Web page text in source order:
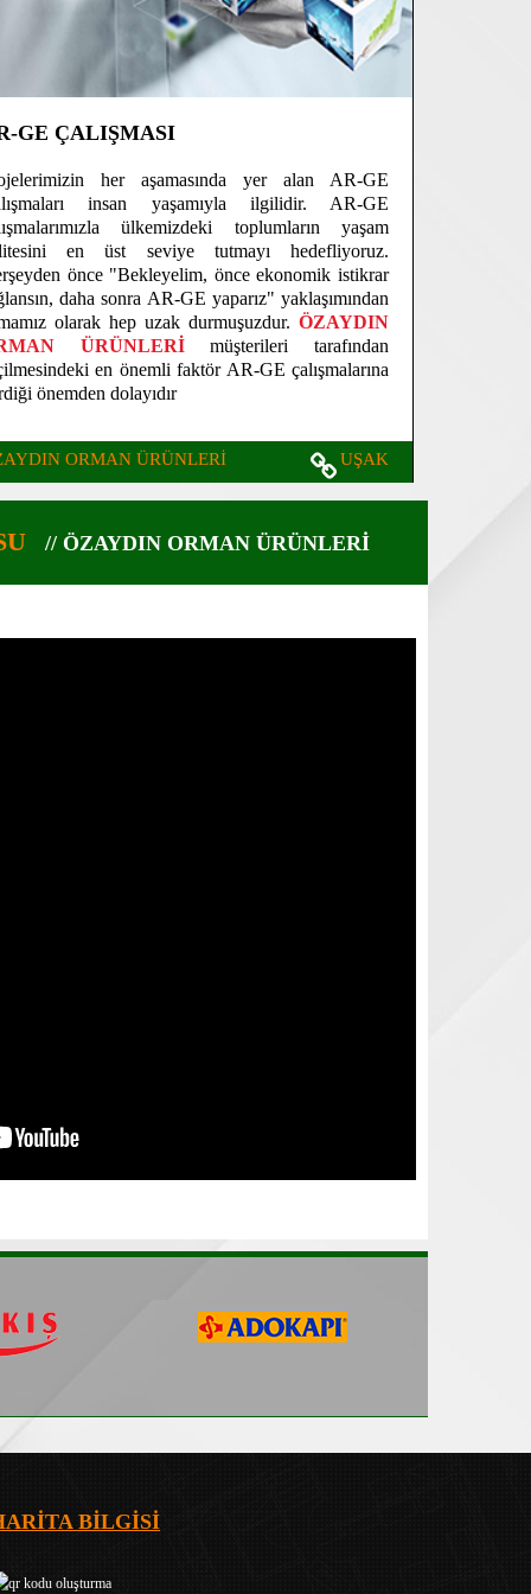
GE ÇALIŞMASI
her aşamasında yer alan AR-GE
insan yaşamıyla ilgilidir. AR-GE
ülkemizdeki toplumların yaşam
en üst seviye tutmayı hedefliyoruz.
önce "Bekleyelim, önce ekonomik istikrar
daha sonra AR-GE yaparız" yaklaşımından
olarak hep uzak durmuşuzdur. ÖZAYDIN
ÜRÜNLERİmüşterileri tarafından
en önemli faktör AR-GE çalışmalarına
önemden dolayıdır
ORMAN ÜRÜNLERİ UŞAK
// ÖZAYDIN ORMAN ÜRÜNLERİ
BİLGİSİ